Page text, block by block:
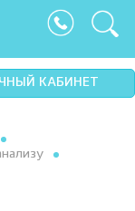
КАБИНЕТ